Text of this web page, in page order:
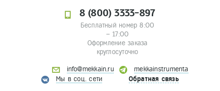
8 (800) 3333-897
Бесплатный номер 8:00
– 17:00
Оформление заказа
круглосуточно
info@mekkain.ru
mekkainstrumenta
Мы в соц. сети
Обратная связь